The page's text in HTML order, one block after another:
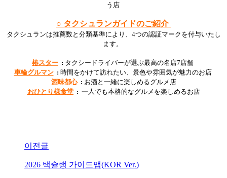
う店
○ タクシュランガイドのご紹介
タクシュランは推薦数と分類基準により、4つの認証マークを付与いたし
ます。
椿スター : タクシードライバーが選ぶ最高の名店7店舗
車輪グルマン : 時間をかけて訪れたい、景色や雰囲気が魅力のお店
酒味都心: お酒と一緒に楽しめるグルメ店
おひとり様食堂: 一人でも本格的なグルメを楽しめるお店
이전글
2026 택슐랭 가이드맵(KOR Ver.)